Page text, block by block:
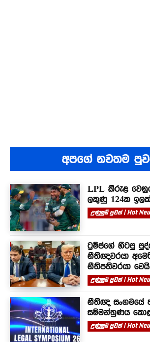
අපගේ නවතම
LPL කිරුළ
ලකුණු 124ක
උණුසුම් පුවත් | Hot
ට්‍රම්ප්ගේ හිටපු
නීතිඥවරයා
නීතිපතිවරයා වෙයි
උණුසුම් පුවත් | Hot
නීතිඥ සංගමයේ
සම්මන්ත්‍රණය
උණුසුම් පුවත් | Hot